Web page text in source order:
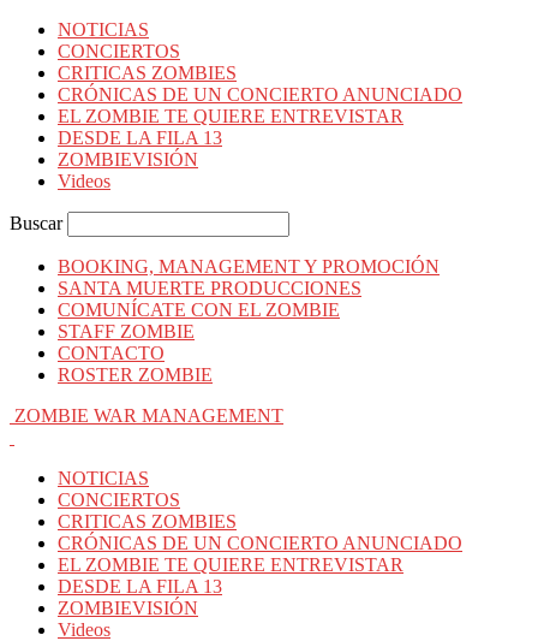
NOTICIAS
CONCIERTOS
CRITICAS ZOMBIES
CRÓNICAS DE UN CONCIERTO ANUNCIADO
EL ZOMBIE TE QUIERE ENTREVISTAR
DESDE LA FILA 13
ZOMBIEVISIÓN
Videos
Buscar
BOOKING, MANAGEMENT Y PROMOCIÓN
SANTA MUERTE PRODUCCIONES
COMUNÍCATE CON EL ZOMBIE
STAFF ZOMBIE
CONTACTO
ROSTER ZOMBIE
ZOMBIE WAR MANAGEMENT
NOTICIAS
CONCIERTOS
CRITICAS ZOMBIES
CRÓNICAS DE UN CONCIERTO ANUNCIADO
EL ZOMBIE TE QUIERE ENTREVISTAR
DESDE LA FILA 13
ZOMBIEVISIÓN
Videos